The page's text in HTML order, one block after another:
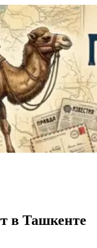
в Ташкенте